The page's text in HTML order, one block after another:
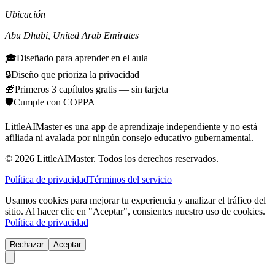
Ubicación
Abu Dhabi, United Arab Emirates
🎓Diseñado para aprender en el aula
🔒Diseño que prioriza la privacidad
🎁Primeros 3 capítulos gratis — sin tarjeta
🛡️Cumple con COPPA
LittleAIMaster es una app de aprendizaje independiente y no está
afiliada ni avalada por ningún consejo educativo gubernamental.
© 2026 LittleAIMaster. Todos los derechos reservados.
Política de privacidadTérminos del servicio
Usamos cookies para mejorar tu experiencia y analizar el tráfico del
sitio. Al hacer clic en "Aceptar", consientes nuestro uso de cookies.
Política de privacidad
Rechazar Aceptar